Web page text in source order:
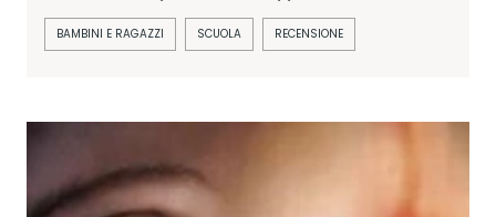
BAMBINI E RAGAZZI SCUOLA RECENSIONE